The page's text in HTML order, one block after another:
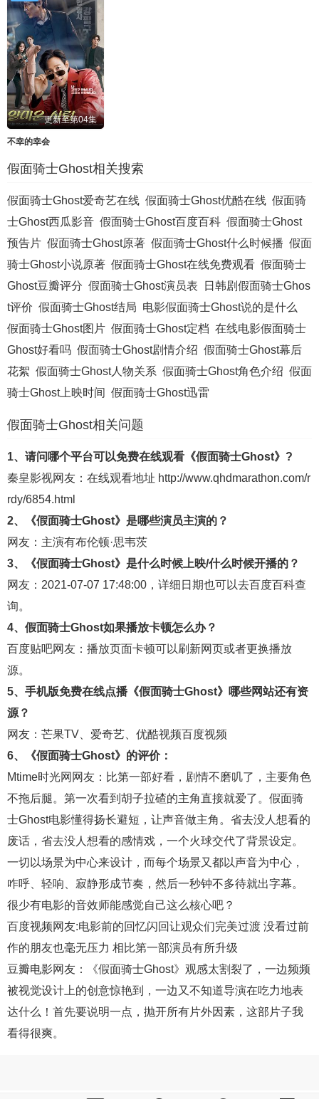
更新至第04集
不幸的幸会
假面骑士Ghost相关搜索
假面骑士Ghost爱奇艺在线 假面骑士Ghost优酷在线 假面骑
士Ghost西瓜影音 假面骑士Ghost百度百科 假面骑士Ghost
预告片 假面骑士Ghost原著 假面骑士Ghost什么时候播 假面
骑士Ghost小说原著 假面骑士Ghost在线免费观看 假面骑士
Ghost豆瓣评分 假面骑士Ghost演员表
日韩剧假面骑士Ghos
t评价 假面骑士Ghost结局 电影假面骑士Ghost说的是什么
假面骑士Ghost图片 假面骑士Ghost定档 在线电影假面骑士
Ghost好看吗 假面骑士Ghost剧情介绍 假面骑士Ghost幕后
花絮 假面骑士Ghost人物关系 假面骑士Ghost角色介绍 假面
骑士Ghost上映时间 假面骑士Ghost迅雷
假面骑士Ghost相关问题
1、请问哪个平台可以免费在线观看《假面骑士Ghost》?
秦皇影视网友：在线观看地址 http://www.qhdmarathon.com/r
rdy/6854.html
2、《假面骑士Ghost》是哪些演员主演的？
网友：主演有布伦顿·思韦茨
3、《假面骑士Ghost》是什么时候上映/什么时候开播的？
网友：2021-07-07 17:48:00，详细日期也可以去百度百科查
询。
4、假面骑士Ghost如果播放卡顿怎么办？
百度贴吧网友：播放页面卡顿可以刷新网页或者更换播放
源。
5、手机版免费在线点播《假面骑士Ghost》哪些网站还有资
源？
网友： 芒果TV 爱奇艺 优酷视频百度视频
6、《假面骑士Ghost》的评价：
Mtime时光网 网友：比第一部好看，剧情不磨叽了，主要角色
不拖后腿。第一次看到胡子拉碴的主角直接就爱了。假面骑
士Ghost电影懂得扬长避短，让声音做主角。省去没人想看的
废话，省去没人想看的感情戏，一个火球交代了背景设定。
一切以场景为中心来设计，而每个场景又都以声音为中心，
咋呼、轻响、寂静形成节奏，然后一秒钟不多待就出字幕。
很少有电影的音效师能感觉自己这么核心吧？
百度视频网友:电影前的回忆闪回让观众们完美过渡 没看过前
作的朋友也毫无压力 相比第一部演员有所升级
豆瓣电影网友：《假面骑士Ghost》观感太割裂了，一边频频
被视觉设计上的创意惊艳到，一边又不知道导演在吃力地表
达什么！首先要说明一点，抛开所有片外因素，这部片子我
看得很爽。